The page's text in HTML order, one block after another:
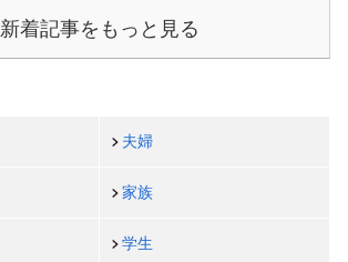
新着記事をもっと見る
夫婦
家族
学生